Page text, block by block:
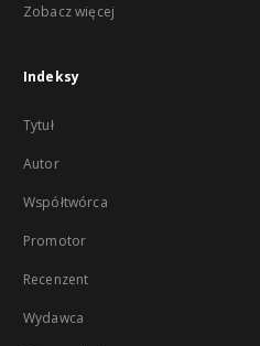
Zobacz więcej
Indeksy
Tytuł
Autor
Współtwórca
Promotor
Recenzent
Wydawca